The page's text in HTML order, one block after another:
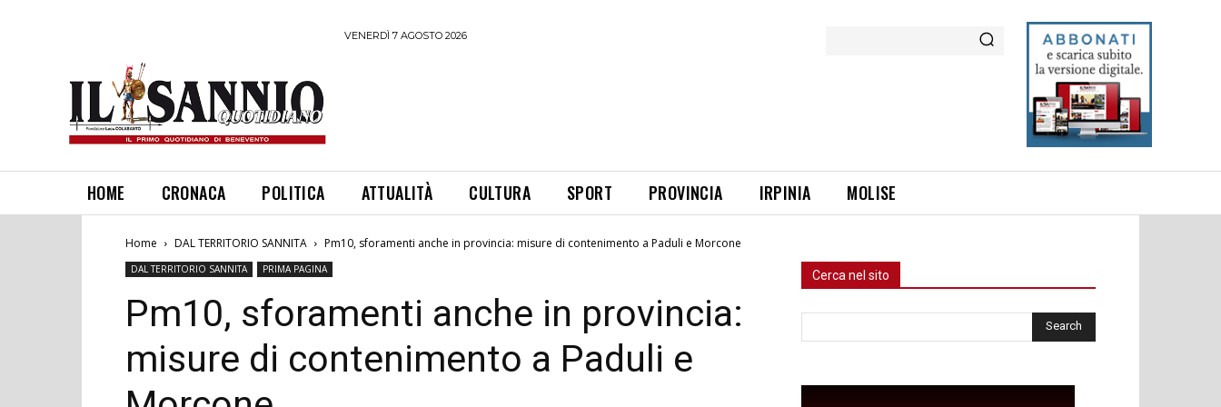
VENERDÌ 7 AGOSTO 2026
HOME CRONACA POLITICA ATTUALITÀ CULTURA SPORT PROVINCIA IRPINIA MOLISE
Home DAL TERRITORIO SANNITA Pm10, sforamenti anche in provincia: misure di contenimento a Paduli e Morcone
DAL TERRITORIO SANNITA PRIMA PAGINA
Pm10, sforamenti anche in provincia:
misure di contenimento a Paduli e
Cerca nel sito